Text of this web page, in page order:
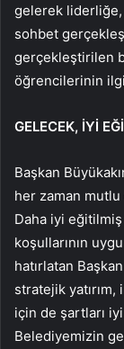
gelerek
sohbet
gerçekleştirilen
öğrencilerinin
GELECEK, İYİ
Başkan
her zaman
Daha iyi eğitilmiş
koşullarının
hatırlatan
stratejik yatırım,
için de şartları
Belediyemizin